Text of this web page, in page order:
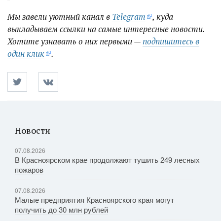
Мы завели уютный канал в Telegram
, куда
выкладываем ссылки на самые интересные новости.
Хотите узнавать о них первыми —подпишитесь в
один клик
.
Новости
07.08.2026
В Красноярском крае продолжают тушить 249 лесных
пожаров
07.08.2026
Малые предприятия Красноярского края могут
получить до 30 млн рублей